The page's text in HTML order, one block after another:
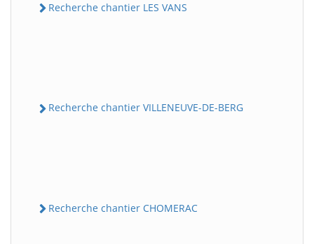
Recherche chantier LES VANS
Recherche chantier VILLENEUVE-DE-BERG
Recherche chantier CHOMERAC